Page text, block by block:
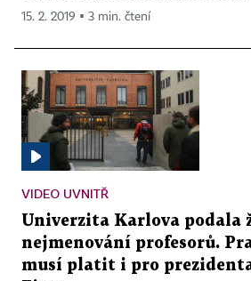
15. 2. 2019 ▪ 3 min. čtení
VIDEO UVNITŘ
Univerzita Karlova podala
nejmenování profesorů.
musí platit i pro